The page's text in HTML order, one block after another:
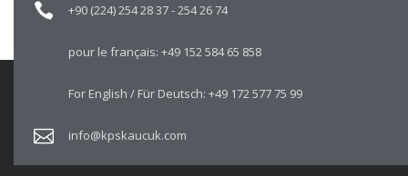
+90 (224) 254 28 37-254 26 74
pour le français: +49 152 584 65 858
For English / Für Deutsch: +49 172 577 75 99
info@kpskaucuk.com